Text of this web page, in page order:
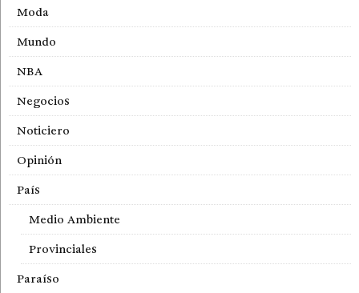
Moda
Mundo
NBA
Negocios
Noticiero
Opinión
País
Medio Ambiente
Provinciales
Paraíso